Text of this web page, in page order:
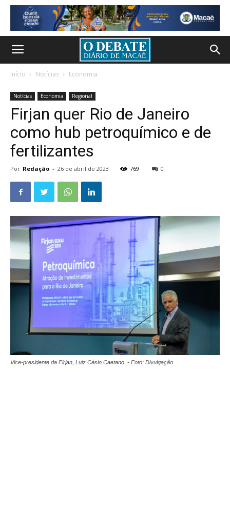
Início Notícias Economia
Notícias Economia Regional
Firjan quer Rio de Janeiro
como hub petroquímico e de
fertilizantes
Por Redação - 26 de abril de 2023 769 0
Vice-presidente da Firjan, Luiz Césio Caetano. - Foto: Divulgação